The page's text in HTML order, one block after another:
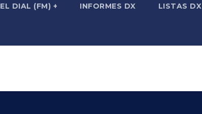
EL DIAL (FM) + INFORMES DX LISTAS DX